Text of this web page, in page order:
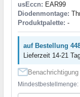
usEccn: EAR99
Diodenmontage:
Produktpalette: -
auf Bestellung
Lieferzeit 14-21